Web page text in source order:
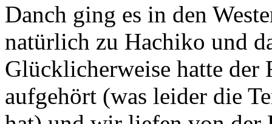
Danch ging es in den
natürlich zu Hachiko und
Glücklicherweise hatte der
aufgehört (was leider die